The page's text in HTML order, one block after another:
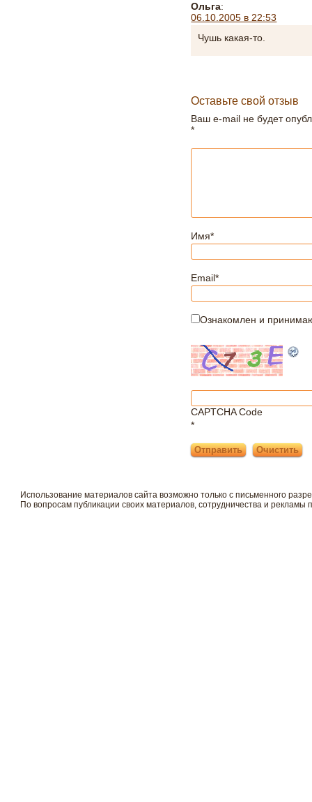
Ольга:
06.10.2005 в 22:53
Чушь какая-то.
Оставьте свой отзыв
Ваш e-mail не будет
*
Имя*
Email*
Ознакомлен и
CAPTCHA Code
*
Использование материалов сайта возможно только с письменного
По вопросам публикации своих материалов, сотрудничества и